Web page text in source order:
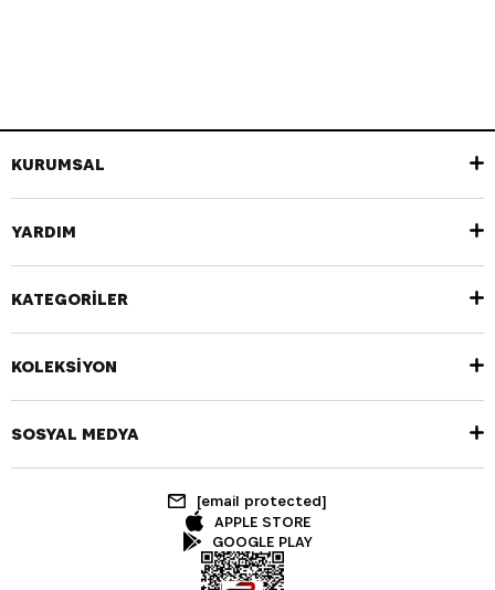
KURUMSAL
YARDIM
KATEGORİLER
KOLEKSİYON
SOSYAL MEDYA
[email protected]
APPLE STORE
GOOGLE PLAY